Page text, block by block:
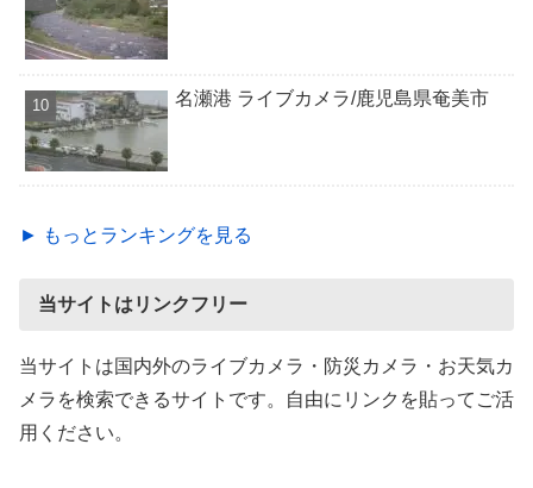
名瀬港 ライブカメラ/鹿児島県奄美市
► もっとランキングを見る
当サイトはリンクフリー
当サイトは国内外のライブカメラ・防災カメラ・お天気カ
メラを検索できるサイトです。自由にリンクを貼ってご活
用ください。